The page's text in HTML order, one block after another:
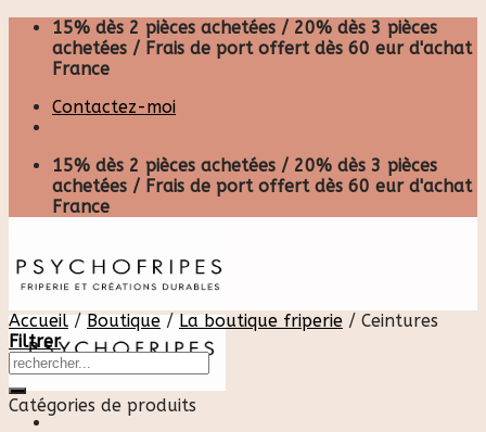
Skip
content
15% dès 2 pièces achetées / 20% dès 3 pièces
achetées / Frais de port offert dès 60 eur d'achat
France
Contactez-moi
15% dès 2 pièces achetées / 20% dès 3 pièces
achetées / Frais de port offert dès 60 eur d'achat
France
Accueil / Boutique / La boutique friperie / Ceintures
Filtrer
Catégories de produits